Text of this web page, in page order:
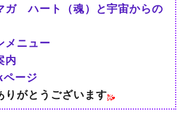
ガ ハート（魂）と宇宙からの
ニュー
内
ージ
りがとうございます